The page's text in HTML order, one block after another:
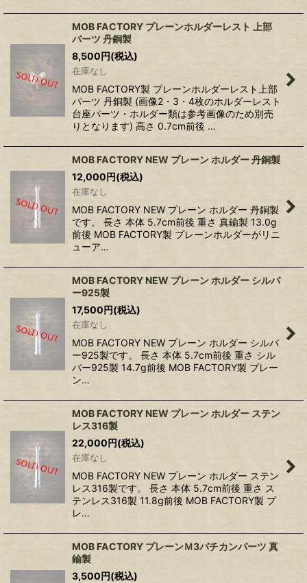
MOB FACTORY プレーンホルダーレスト 上部
パーツ 丹銅製
8,500 円(税込)
在庫なし
MOB FACTORY製 プレーンホルダーレスト上部
パーツ 丹銅製 (画像2・3・4枚のホルダーレスト
台座パーツ・ホルダー類は参考画像のため別売
りとなります) 高さ 0.7cm前後 …
MOB FACTORY NEW プレーン ホルダー 丹銅製
12,000 円(税込)
在庫なし
MOB FACTORY NEW プレーン ホルダー 丹銅製
です。 長さ 本体 5.7cm前後 重さ 真鍮製 13.0g
前後 MOB FACTORY製 プレーンホルダーがリニ
ューア…
MOB FACTORY NEW プレーン ホルダー シルバ
ー925製
17,500 円(税込)
在庫なし
MOB FACTORY NEW プレーン ホルダー シルバ
ー925製です。 長さ 本体 5.7cm前後 重さ シル
バー925製 14.7g前後 MOB FACTORY製 プレー
ン…
MOB FACTORY NEW プレーン ホルダー ステン
レス316製
22,000 円(税込)
在庫なし
MOB FACTORY NEW プレーン ホルダー ステン
レス316製です。 長さ 本体 5.7cm前後 重さ ス
テンレス316製 11.8g前後 MOB FACTORY製 プ
レ…
MOB FACTORY プレーンＭ3バチカンパーツ 真
鍮製
3,500 円(税込)